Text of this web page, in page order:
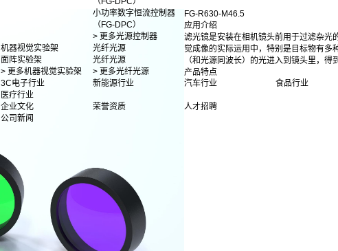
小功率数字恒流控制器
（FG-DPC）
> 更多光源控制器
机器视觉实验架
面阵实验架
> 更多机器视觉实验架
光纤光源
光纤光源
> 更多光纤光源
3C电子行业 新能源行业 汽车行业
食品行业
医疗行业
企业文化 荣誉资质
人才招聘
公司新闻
FG-R630-M46.5
应用介绍
滤光镜是安装在相机镜头前用于过滤杂光
觉成像的实际运用中，特别是目标物有多
（和光源同波长）的光进入到镜头里，得
产品特点